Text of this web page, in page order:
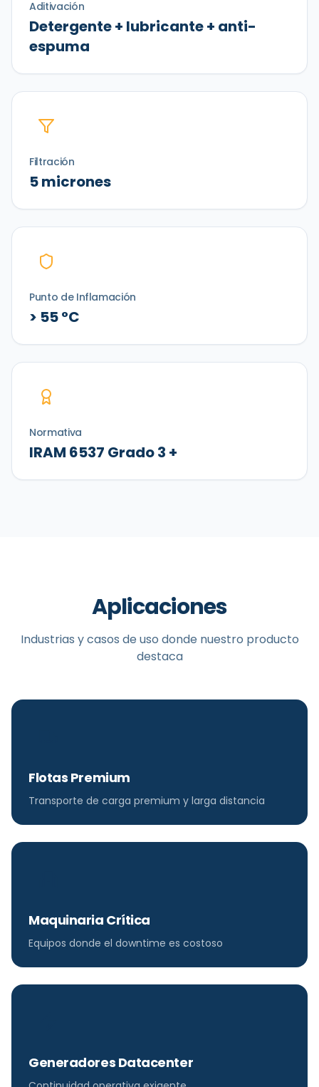
Aditivación
Detergente + lubricante + anti-
espuma
Filtración
5 micrones
Punto de Inflamación
> 55 °C
Normativa
IRAM 6537 Grado 3 +
Aplicaciones
Industrias y casos de uso donde nuestro producto
destaca
Flotas Premium
Transporte de carga premium y larga distancia
Maquinaria Crítica
Equipos donde el downtime es costoso
Generadores Datacenter